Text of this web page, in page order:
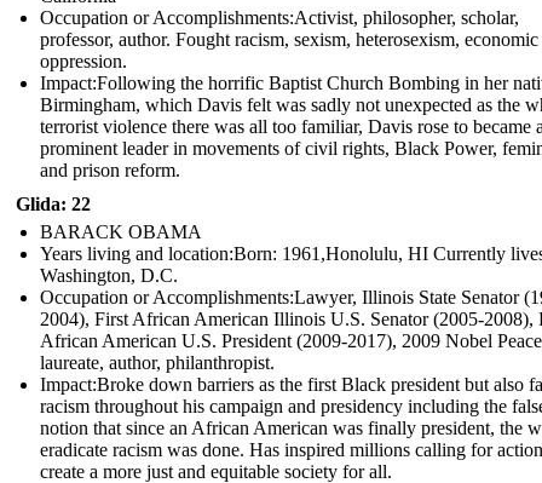
Occupation or Accomplishments: Activist, philosopher, scholar,
professor, author. Fought racism, sexism, heterosexism, economic
oppression.
Impact: Following the horrific Baptist Church Bombing in her
Birmingham, which Davis felt was sadly not unexpected as the
terrorist violence there was all too familiar, Davis rose to became
prominent leader in movements of civil rights, Black Power,
and prison reform.
Glida: 22
BARACK OBAMA
Years living and location:Born: 1961,Honolulu, HI Currently
Washington, D.C.
Occupation or Accomplishments: Lawyer, Illinois State Senator
2004), First African American Illinois U.S. Senator (2005-2008),
African American U.S. President (2009-2017), 2009 Nobel
laureate, author, philanthropist.
Impact: Broke down barriers as the first Black president but also
racism throughout his campaign and presidency including the
notion that since an African American was finally president, the
eradicate racism was done. Has inspired millions calling for
create a more just and equitable society for all.